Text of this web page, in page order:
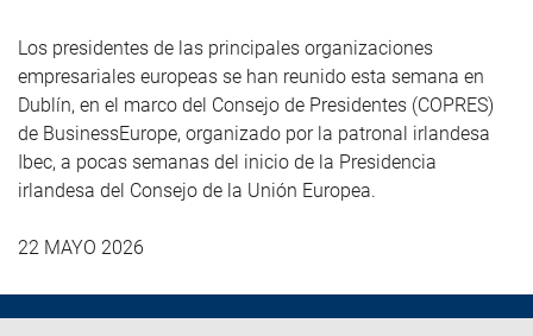
Los presidentes de las principales organizaciones
empresariales europeas se han reunido esta semana en
Dublín, en el marco del Consejo de Presidentes (COPRES)
de BusinessEurope, organizado por la patronal irlandesa
Ibec, a pocas semanas del inicio de la Presidencia
irlandesa del Consejo de la Unión Europea.
22 MAYO 2026